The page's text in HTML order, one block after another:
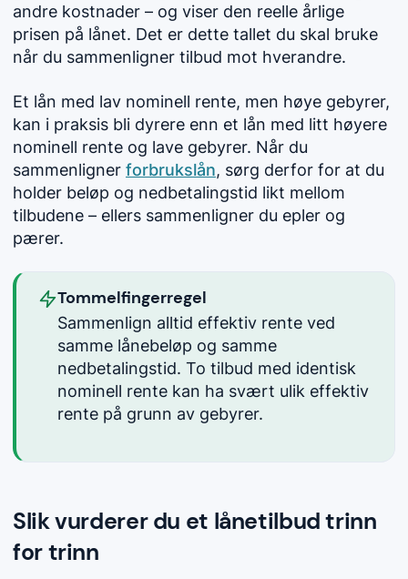
andre kostnader – og viser den reelle årlige
prisen på lånet. Det er dette tallet du skal bruke
når du sammenligner tilbud mot hverandre.
Et lån med lav nominell rente, men høye gebyrer,
kan i praksis bli dyrere enn et lån med litt høyere
nominell rente og lave gebyrer. Når du
sammenligner forbrukslån, sørg derfor for at du
holder beløp og nedbetalingstid likt mellom
tilbudene – ellers sammenligner du epler og
pærer.
Tommelfingerregel
Sammenlign alltid effektiv rente ved
samme lånebeløp og samme
nedbetalingstid. To tilbud med identisk
nominell rente kan ha svært ulik effektiv
rente på grunn av gebyrer.
Slik vurderer du et lånetilbud trinn
for trinn